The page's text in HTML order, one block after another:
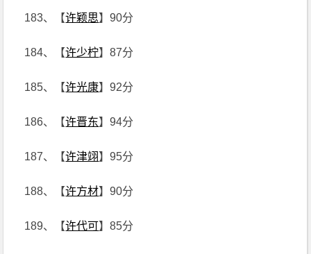
183、【许颖思】90分
184、【许少柠】87分
185、【许光康】92分
186、【许晋东】94分
187、【许津翊】95分
188、【许方材】90分
189、【许代可】85分